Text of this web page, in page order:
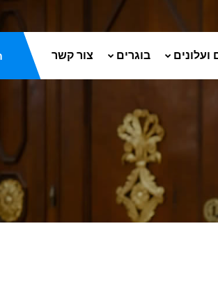
ועלונים בוגרים צור קשר